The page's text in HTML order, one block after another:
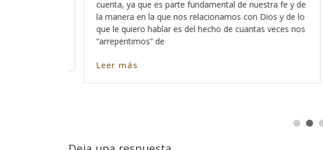
esperando de Dios el ser bendecidas y con ello
comprobar la aprobación de Dios hacia sus vidas y de
alguna manera validar que no son „malas personas“ ,
sin embargo, dejan pasar por alto la instrucción de